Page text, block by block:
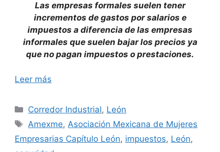
Las empresas formales suelen tener
incrementos de gastos por salarios e
impuestos a diferencia de las empresas
informales que suelen bajar los precios ya
que no pagan impuestos o prestaciones.
Leer más
Categorías
Corredor Industrial, León
Etiquetas
Amexme, Asociación Mexicana de Mujeres
Empresarias Capítulo León, impuestos, León,